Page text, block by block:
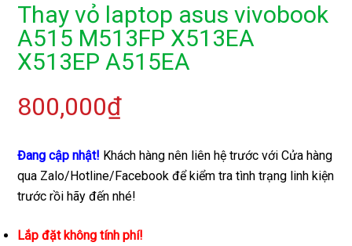
Thay vỏ laptop asus vivobook
A515 M513FP X513EA
X513EP A515EA
800,000₫
Đang cập nhật! Khách hàng nên liên hệ trước với Cửa hàng
qua Zalo/Hotline/Facebook để kiểm tra tình trạng linh kiện
trước rồi hãy đến nhé!
Lắp đặt không tính phí!